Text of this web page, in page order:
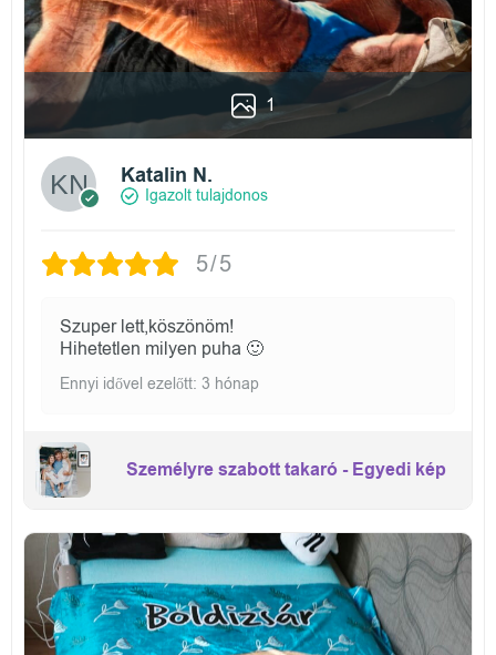
1
Katalin N.
Igazolt tulajdonos
5/5
Szuper lett,köszönöm!
Hihetetlen milyen puha 🙂
Ennyi idővel ezelőtt: 3 hónap
Személyre szabott takaró - Egyedi kép